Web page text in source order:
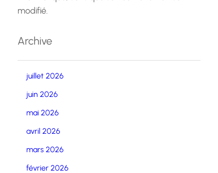
modifié.
Archive
juillet 2026
juin 2026
mai 2026
avril 2026
mars 2026
février 2026